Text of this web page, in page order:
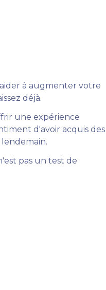
à augmenter votre
déjà.
une expérience
d'avoir acquis des
pas un test de